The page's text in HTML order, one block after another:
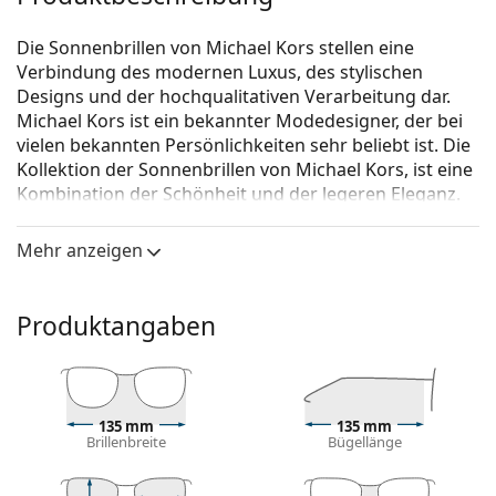
Die Sonnenbrillen von Michael Kors stellen eine
Verbindung des modernen Luxus, des stylischen
Designs und der hochqualitativen Verarbeitung dar.
Michael Kors ist ein bekannter Modedesigner, der bei
vielen bekannten Persönlichkeiten sehr beliebt ist. Die
Kollektion der Sonnenbrillen von Michael Kors, ist eine
Kombination der Schönheit und der legeren Eleganz.
jeden, der außergewöhnliche Verbindungen des
einmaligen Stils, Farben und hochqualitativer
Michael Kors Chelsea MK5004 10034V 59
Mit der virtuellen Anprobefunktion von Lentiamo
können Sie herausfinden, wie Sie mit dieser
Sonnenbrille aussehen.
Brillenfassung
Mehr anzeigen
Produktangaben
135 mm
Brillenbreite
135 mm
Bügellänge